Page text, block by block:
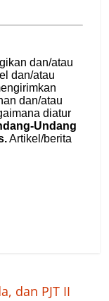
dan PJT II